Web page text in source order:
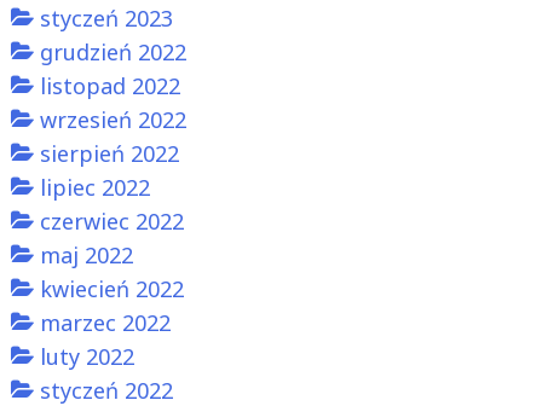
styczeń 2023
grudzień 2022
listopad 2022
wrzesień 2022
sierpień 2022
lipiec 2022
czerwiec 2022
maj 2022
kwiecień 2022
marzec 2022
luty 2022
styczeń 2022